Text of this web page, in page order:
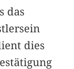
das
dies